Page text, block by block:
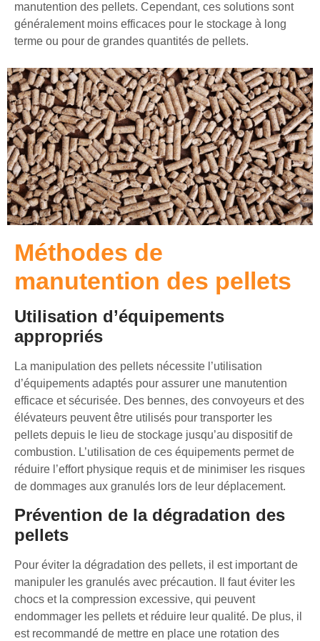
manutention des pellets. Cependant, ces solutions sont
généralement moins efficaces pour le stockage à long
terme ou pour de grandes quantités de pellets.
Méthodes de
manutention des pellets
Utilisation d’équipements
appropriés
La manipulation des pellets nécessite l’utilisation
d’équipements adaptés pour assurer une manutention
efficace et sécurisée. Des bennes, des convoyeurs et des
élévateurs peuvent être utilisés pour transporter les
pellets depuis le lieu de stockage jusqu’au dispositif de
combustion. L’utilisation de ces équipements permet de
réduire l’effort physique requis et de minimiser les risques
de dommages aux granulés lors de leur déplacement.
Prévention de la dégradation des
pellets
Pour éviter la dégradation des pellets, il est important de
manipuler les granulés avec précaution. Il faut éviter les
chocs et la compression excessive, qui peuvent
endommager les pellets et réduire leur qualité. De plus, il
est recommandé de mettre en place une rotation des